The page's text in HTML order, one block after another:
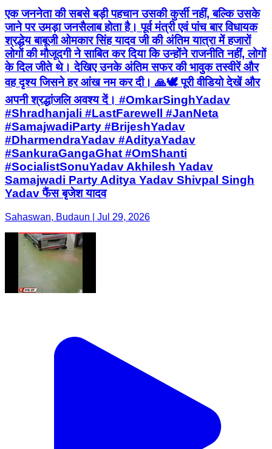
एक जननेता की सबसे बड़ी पहचान उसकी कुर्सी नहीं, बल्कि उसके
जाने पर उमड़ा जनसैलाब होता है। पूर्व मंत्री एवं पांच बार विधायक
श्रद्धेय बाबूजी ओमकार सिंह यादव जी की अंतिम यात्रा में हजारों
लोगों की मौजूदगी ने साबित कर दिया कि उन्होंने राजनीति नहीं, लोगों
के दिल जीते थे। देखिए उनके अंतिम सफर की भावुक तस्वीरें और
वह दृश्य जिसने हर आंख नम कर दी। 🙏🕊️ पूरी वीडियो देखें और
अपनी श्रद्धांजलि अवश्य दें। #OmkarSinghYadav
#Shradhanjali #LastFarewell #JanNeta
#SamajwadiParty #BrijeshYadav
#DharmendraYadav #AdityaYadav
#SankuraGangaGhat #OmShanti
#SocialistSonuYadav Akhilesh Yadav
Samajwadi Party Aditya Yadav Shivpal Singh
Yadav फैंस बृजेश यादव
Sahaswan, Budaun | Jul 29, 2026